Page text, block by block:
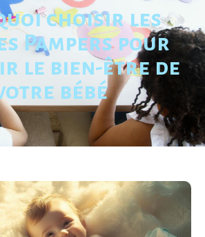
choisir les
Pampers pour
le bien-être de
bébé